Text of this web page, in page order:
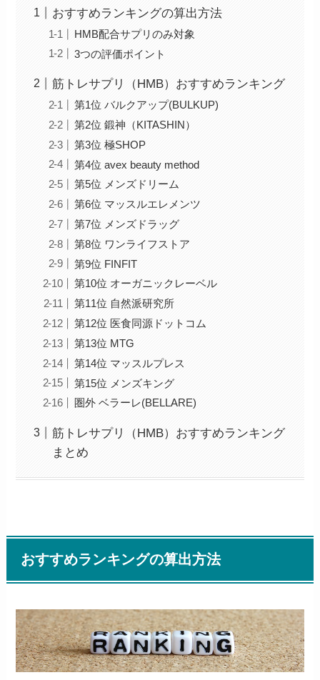
おすすめランキングの算出方法
HMB配合サプリのみ対象
3つの評価ポイント
筋トレサプリ（HMB）おすすめランキング
第1位 バルクアップ(BULKUP)
第2位 鍛神（KITASHIN）
第3位 極SHOP
第4位 avex beauty method
第5位 メンズドリーム
第6位 マッスルエレメンツ
第7位 メンズドラッグ
第8位 ワンライフストア
第9位 FINFIT
第10位 オーガニックレーベル
第11位 自然派研究所
第12位 医食同源ドットコム
第13位 MTG
第14位 マッスルプレス
第15位 メンズキング
圏外 ベラーレ(BELLARE)
筋トレサプリ（HMB）おすすめランキング
まとめ
おすすめランキングの算出方法